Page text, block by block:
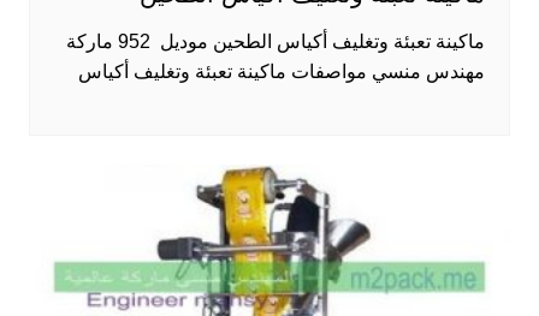
ماكينة تعبئة وتغليف أكياس الطحين موديل 952 ماركة
مهندس منسي مواصفات ماكينة تعبئة وتغليف أكياس